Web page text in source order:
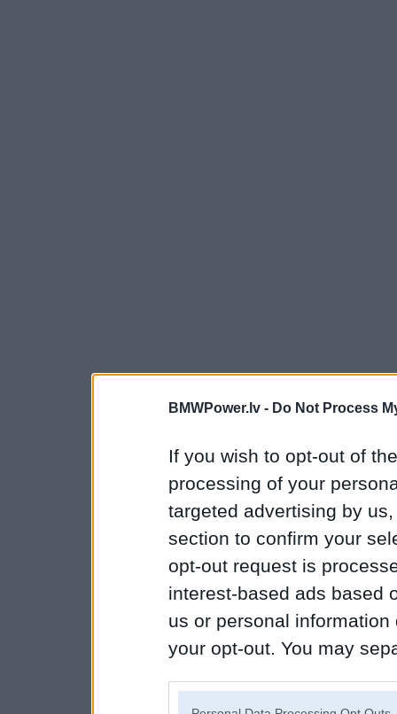
BMWPower.lv - Do Not Process
If you wish to opt-out of
processing of your
targeted advertising by
section to confirm your
opt-out request is
interest-based ads based
us or personal
your opt-out. You may